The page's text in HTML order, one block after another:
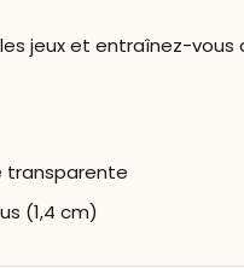
jeux et entraînez-vous
transparente
(1,4 cm)